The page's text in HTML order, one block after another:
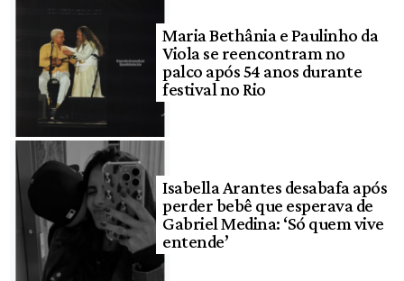
Maria Bethânia e Paulinho da
Viola se reencontram no
palco após 54 anos durante
festival no Rio
Isabella Arantes desabafa após
perder bebê que esperava de
Gabriel Medina: ‘Só quem vive
entende’